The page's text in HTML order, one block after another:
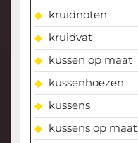
kruidnoten
kruidvat
kussen op maat
kussenhoezen
kussens
kussens op maat